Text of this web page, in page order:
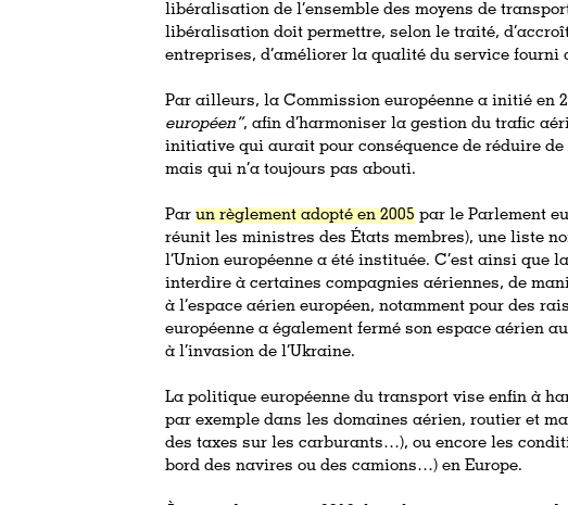
libéralisation de l’ensemble des moyens de
libéralisation doit permettre, selon le traité,
entreprises, d’améliorer la qualité du service fourni
Par ailleurs,la Commission européenne a initié en
européen”, afin d’harmoniser la gestion du trafic
initiative qui aurait pour conséquence de réduire de
mais qui n’a toujours pas abouti.
Parun règlement adopté en 2005 par le Parlement
réunit les ministres des États membres), une liste
l’Union européenne a été instituée. C’est ainsi que
interdire à certaines compagnies aériennes, de
à l’espace aérien européen, notamment pour des
européenne a également fermé son espace aérien
à l’invasion de l’Ukraine.
La politique européenne du transport vise enfin à
par exemple dans les domaines aérien, routier et
des taxes sur les carburants…), ou encore les
bord des navires ou des camions…) en Europe.